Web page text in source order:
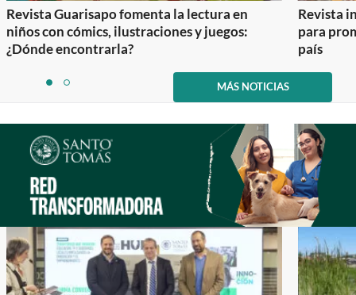
Revista Guarisapo fomenta la lectura en
niños con cómics, ilustraciones y juegos:
¿Dónde encontrarla?
Revista
para
país
itemitem
2
MÁS NOTICIAS